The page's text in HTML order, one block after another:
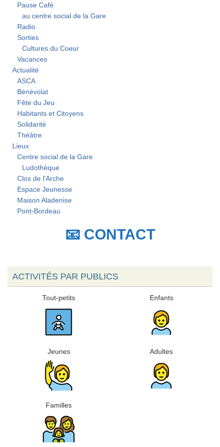
Pause Café
au centre social de la Gare
Radio
Sorties
Cultures du Coeur
Vacances
Actualité
ASCA
Bénévolat
Fête du Jeu
Habitants et Citoyens
Solidarité
Théâtre
Lieux
Centre social de la Gare
Ludothèque
Clos de l'Arche
Espace Jeunesse
Maison Aladenise
Pont-Bordeau
📧 CONTACT
ACTIVITÉS PAR PUBLICS
Tout-petits Enfants
Jeunes Adultes
Familles